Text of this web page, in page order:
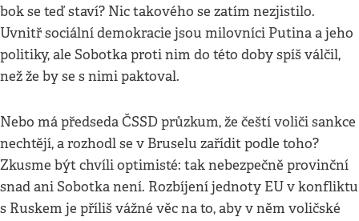
bok se teď staví? Nic takového se zatím nezjistilo.
Uvnitř sociální demokracie jsou milovníci Putina a jeho
politiky, ale Sobotka proti nim do této doby spíš válčil,
než že by se s nimi paktoval.
Nebo má předseda ČSSD průzkum, že čeští voliči sankce
nechtějí, a rozhodl se v Bruselu zařídit podle toho?
Zkusme být chvíli optimisté: tak nebezpečně provinční
snad ani Sobotka není. Rozbíjení jednoty EU v konfliktu
s Ruskem je příliš vážné věc na to, aby v něm voličské